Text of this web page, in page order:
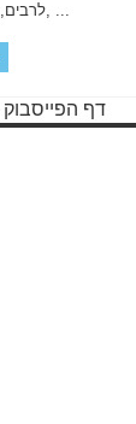
לרבים, והדאגה לבורא, ...
דף